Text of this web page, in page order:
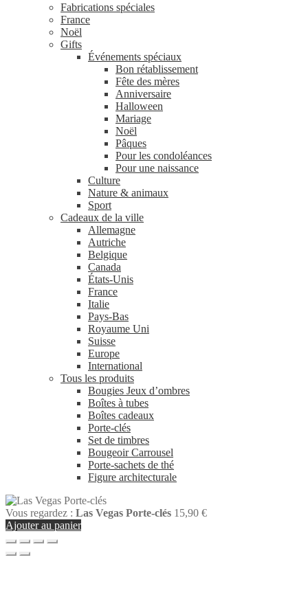
Fabrications spéciales
France
Noël
Gifts
Événements spéciaux
Bon rétablissement
Fête des mères
Anniversaire
Halloween
Mariage
Noël
Pâques
Pour les condoléances
Pour une naissance
Culture
Nature & animaux
Sport
Cadeaux de la ville
Allemagne
Autriche
Belgique
Canada
États-Unis
France
Italie
Pays-Bas
Royaume Uni
Suisse
Europe
International
Tous les produits
Bougies Jeux d’ombres
Boîtes à tubes
Boîtes cadeaux
Porte-clés
Set de timbres
Bougeoir Carrousel
Porte-sachets de thé
Figure architecturale
Vous regardez : Las Vegas Porte-clés 15,90 €
Ajouter au panier